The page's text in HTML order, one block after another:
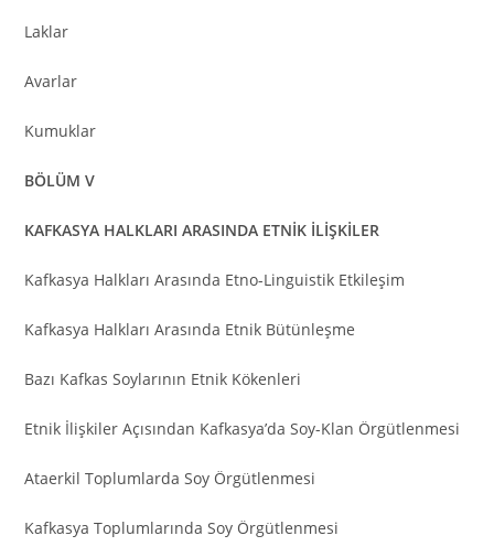
Laklar
Avarlar
Kumuklar
BÖLÜM V
KAFKASYA HALKLARI ARASINDA ETNİK İLİŞKİLER
Kafkasya Halkları Arasında Etno-Linguistik Etkileşim
Kafkasya Halkları Arasında Etnik Bütünleşme
Bazı Kafkas Soylarının Etnik Kökenleri
Etnik İlişkiler Açısından Kafkasya’da Soy-Klan Örgütlenmesi
Ataerkil Toplumlarda Soy Örgütlenmesi
Kafkasya Toplumlarında Soy Örgütlenmesi